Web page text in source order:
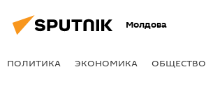
Молдова
ПОЛИТИКА ЭКОНОМИКА ОБЩЕСТВО